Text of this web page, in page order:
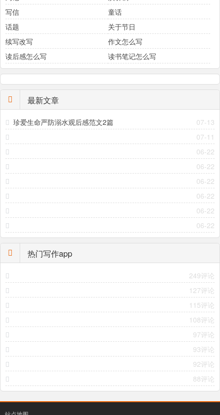
写信
童话
话题
关于节日
续写改写
作文怎么写
读后感怎么写
读书笔记怎么写
最新文章
07-13
珍爱生命严防溺水观后感范文2篇
07-11
06-22
06-22
06-22
06-22
06-22
06-22
热门写作app
249评论
127评论
115评论
108评论
97评论
93评论
92评论
88评论